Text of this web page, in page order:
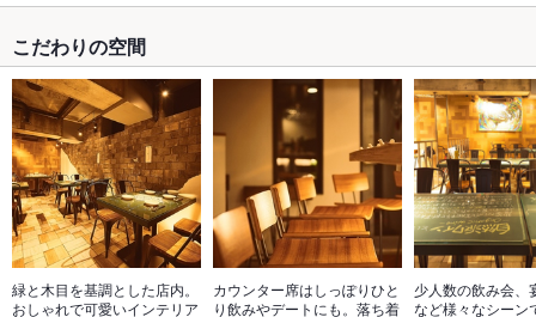
こだわりの空間
緑と木目を基調とした店内。
おしゃれで可愛いインテリア
カウンター席はしっぽりひと
り飲みやデートにも。落ち着
少人数の飲み会、
など様々なシーン